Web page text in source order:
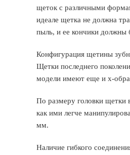
щеток с различными
идеале щетка не должна
пыль, и ее кончики должны
Конфигурация щетины
Щетки последнего
модели имеют еще и х-
По размеру головки щетки
как ими легче
мм.
Наличие гибкого